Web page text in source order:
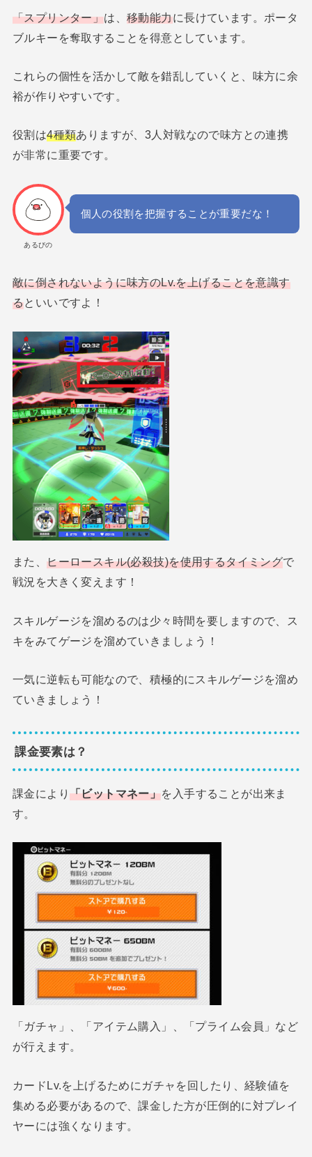
「スプリンター」は、移動能力に長けています。ポータ
ブルキーを奪取することを得意としています。
これらの個性を活かして敵を錯乱していくと、味方に余
裕が作りやすいです。
役割は4種類ありますが、3人対戦なので味方との連携
が非常に重要です。
あるびの
個人の役割を把握することが重要だな！
敵に倒されないように味方のLv.を上げることを意識す
るといいですよ！
また、ヒーロースキル(必殺技)を使用するタイミングで
戦況を大きく変えます！
スキルゲージを溜めるのは少々時間を要しますので、ス
キをみてゲージを溜めていきましょう！
一気に逆転も可能なので、積極的にスキルゲージを溜め
ていきましょう！
課金要素は？
課金により 「ビットマネー」を入手することが出来ま
す。
「ガチャ」、「アイテム購入」、「プライム会員」など
が行えます。
カードLv.を上げるためにガチャを回したり、経験値を
集める必要があるので、課金した方が圧倒的に対プレイ
ヤーには強くなります。